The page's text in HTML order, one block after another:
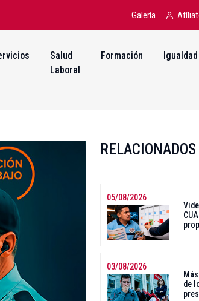
Galería
Salud
Laboral
Formación Igualdad
RELACIONADOS
05/08/2026
03/08/2026
de